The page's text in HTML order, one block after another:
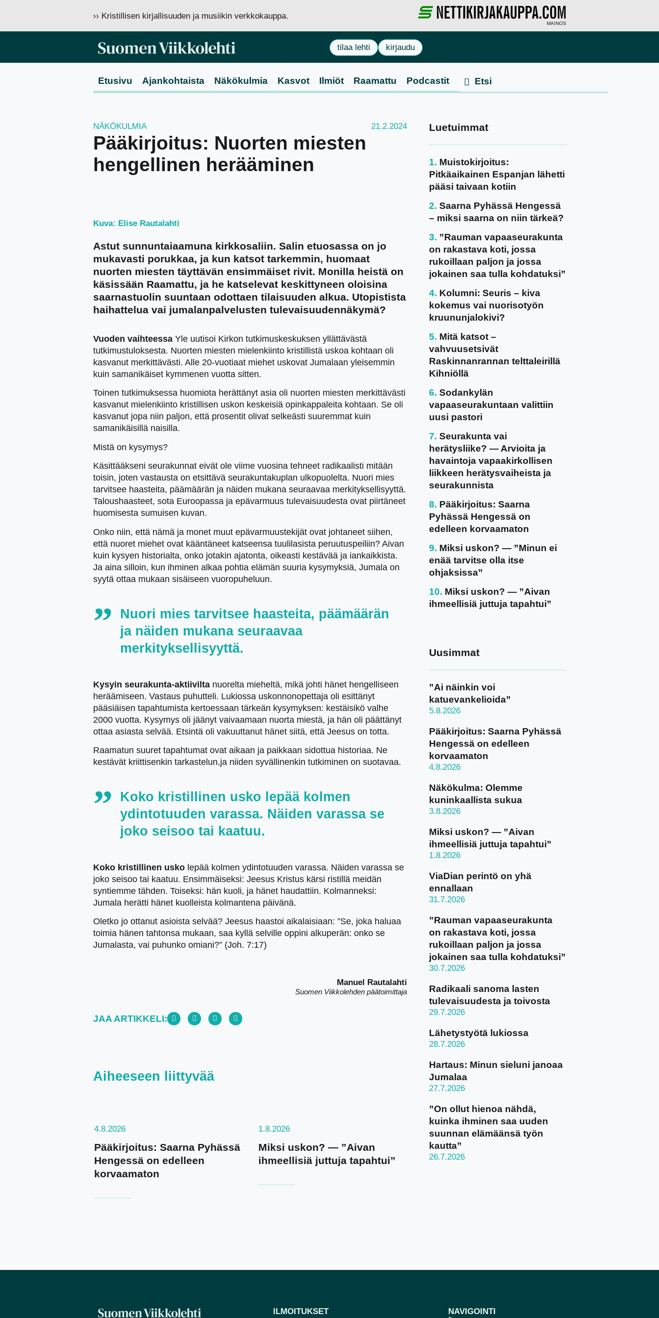
›› Kristillisen kirjallisuuden ja musiikin verkkokauppa.
MAINOS
tilaa lehti kirjaudu
Etusivu Ajankohtaista Näkökulmia Kasvot Ilmiöt Raamattu Podcastit
NÄKÖKULMIA 21.2.2024
Pääkirjoitus: Nuorten miesten
hengellinen herääminen
Kuva: Elise Rautalahti
Astut sunnuntaiaamuna kirkkosaliin. Salin etuosassa on jo
mukavasti porukkaa, ja kun katsot tarkemmin, huomaat
nuorten miesten täyttävän ensimmäiset rivit. Monilla heistä on
käsissään Raamattu, ja he katselevat keskittyneen oloisina
saarnastuolin suuntaan odottaen tilaisuuden alkua. Utopistista
haihattelua vai jumalanpalvelusten tulevaisuudennäkymä?
Vuoden vaihteessaYle uutisoi Kirkon tutkimuskeskuksen yllättävästä
tutkimustuloksesta. Nuorten miesten mielenkiinto kristillistä uskoa kohtaan oli
kasvanut merkittävästi. Alle 20-vuotiaat miehet uskovat Jumalaan yleisemmin
kuin samanikäiset kymmenen vuotta sitten.
Toinen tutkimuksessa huomiota herättänyt asia oli nuorten miesten merkittävästi
kasvanut mielenkiinto kristillisen uskon keskeisiä opinkappaleita kohtaan. Se oli
kasvanut jopa niin paljon, että prosentit olivat selkeästi suuremmat kuin
samanikäisillä naisilla.
Mistä on kysymys?
Käsittääkseni seurakunnat eivät ole viime vuosina tehneet radikaalisti mitään
toisin, joten vastausta on etsittävä seurakuntakuplan ulkopuolelta. Nuori mies
tarvitsee haasteita, päämäärän ja näiden mukana seuraavaa merkityksellisyyttä.
Taloushaasteet, sota Euroopassa ja epävarmuus tulevaisuudesta ovat piirtäneet
huomisesta sumuisen kuvan.
Onko niin, että nämä ja monet muut epävarmuustekijät ovat johtaneet siihen,
että nuoret miehet ovat kääntäneet katseensa tuulilasista peruutuspeiliin? Aivan
kuin kysyen historialta, onko jotakin ajatonta, oikeasti kestävää ja iankaikkista.
Ja aina silloin, kun ihminen alkaa pohtia elämän suuria kysymyksiä, Jumala on
syytä ottaa mukaan sisäiseen vuoropuheluun.
Nuori mies tarvitsee haasteita, päämäärän
ja näiden mukana seuraavaa
merkityksellisyyttä.
Kysyin seurakunta-aktiiviltanuorelta mieheltä, mikä johti hänet hengelliseen
heräämiseen. Vastaus puhutteli. Lukiossa uskonnonopettaja oli esittänyt
pääsiäisen tapahtumista kertoessaan tärkeän kysymyksen: kestäisikö valhe
2000 vuotta. Kysymys oli jäänyt vaivaamaan nuorta miestä, ja hän oli päättänyt
ottaa asiasta selvää. Etsintä oli vakuuttanut hänet siitä, että Jeesus on totta.
Raamatun suuret tapahtumat ovat aikaan ja paikkaan sidottua historiaa. Ne
kestävät kriittisenkin tarkastelun,ja niiden syvällinenkin tutkiminen on suotavaa.
Koko kristillinen usko lepää kolmen
ydintotuuden varassa. Näiden varassa se
joko seisoo tai kaatuu.
Koko kristillinen uskolepää kolmen ydintotuuden varassa. Näiden varassa se
joko seisoo tai kaatuu. Ensimmäiseksi: Jeesus Kristus kärsi ristillä meidän
syntiemme tähden. Toiseksi: hän kuoli, ja hänet haudattiin. Kolmanneksi:
Jumala herätti hänet kuolleista kolmantena päivänä.
Oletko jo ottanut asioista selvää? Jeesus haastoi aikalaisiaan: ”Se, joka haluaa
toimia hänen tahtonsa mukaan, saa kyllä selville oppini alkuperän: onko se
Jumalasta, vai puhunko omiani?” (Joh. 7:17)
Manuel Rautalahti
Suomen Viikkolehden päätoimittaja
JAA ARTIKKELI:
Aiheeseen liittyvää
4.8.2026
Pääkirjoitus: Saarna Pyhässä
Hengessä on edelleen
korvaamaton
1.8.2026
Miksi uskon? — ”Aivan
ihmeellisiä juttuja tapahtui”
Luetuimmat
Muistokirjoitus:
Pitkäaikainen Espanjan lähetti
pääsi taivaan kotiin
Saarna Pyhässä Hengessä
– miksi saarna on niin tärkeä?
”Rauman vapaaseurakunta
on rakastava koti, jossa
rukoillaan paljon ja jossa
jokainen saa tulla kohdatuksi”
Kolumni: Seuris – kiva
kokemus vai nuorisotyön
kruununjalokivi?
Mitä katsot –
vahvuusetsivät
Raskinnanrannan telttaleirillä
Kihniöllä
Sodankylän
vapaaseurakuntaan valittiin
uusi pastori
Seurakunta vai
herätysliike? — Arvioita ja
havaintoja vapaakirkollisen
liikkeen herätysvaiheista ja
seurakunnista
Pääkirjoitus: Saarna
Pyhässä Hengessä on
edelleen korvaamaton
Miksi uskon? — ”Minun ei
enää tarvitse olla itse
ohjaksissa”
Miksi uskon? — ”Aivan
ihmeellisiä juttuja tapahtui”
Uusimmat
”Ai näinkin voi
katuevankelioida”
5.8.2026
Pääkirjoitus: Saarna Pyhässä
Hengessä on edelleen
korvaamaton
4.8.2026
Näkökulma: Olemme
kuninkaallista sukua
3.8.2026
Miksi uskon? — ”Aivan
ihmeellisiä juttuja tapahtui”
1.8.2026
ViaDian perintö on yhä
ennallaan
31.7.2026
”Rauman vapaaseurakunta
on rakastava koti, jossa
rukoillaan paljon ja jossa
jokainen saa tulla kohdatuksi”
30.7.2026
Radikaali sanoma lasten
tulevaisuudesta ja toivosta
29.7.2026
Lähetystyötä lukiossa
28.7.2026
Hartaus: Minun sieluni janoaa
Jumalaa
27.7.2026
”On ollut hienoa nähdä,
kuinka ihminen saa uuden
suunnan elämäänsä työn
kautta”
26.7.2026
ILMOITUKSET NAVIGOINTI